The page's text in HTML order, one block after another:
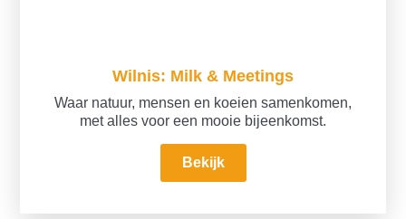
Wilnis: Milk & Meetings
Waar natuur, mensen en koeien samenkomen,
met alles voor een mooie bijeenkomst.
Bekijk